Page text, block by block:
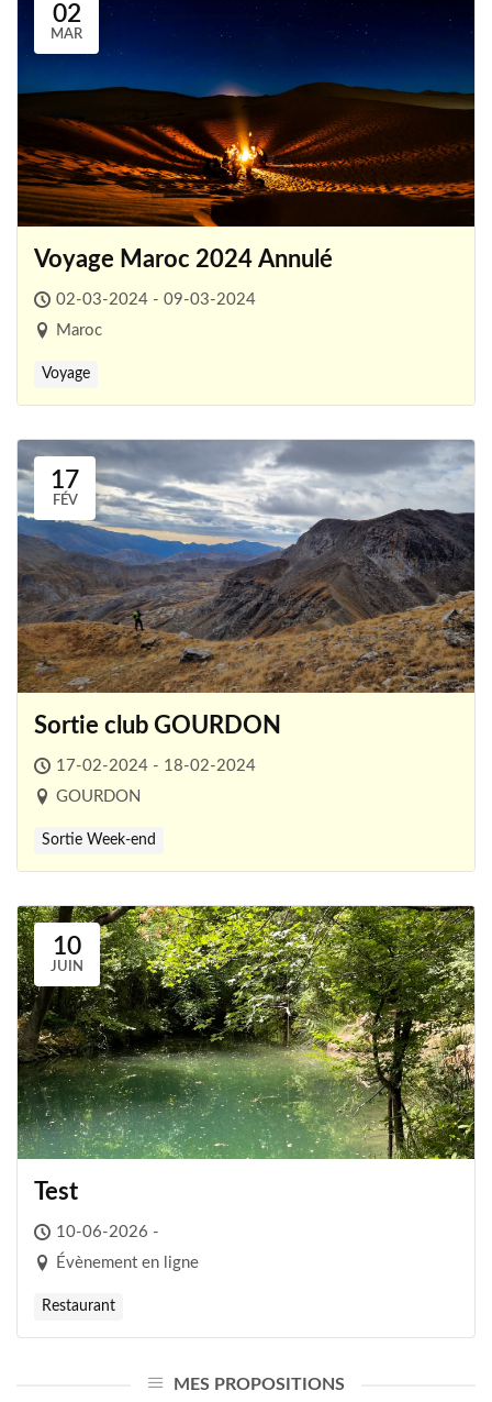
02
MAR
Voyage Maroc 2024 Annulé
02-03-2024 - 09-03-2024
Maroc
Voyage
17
FÉV
Sortie club GOURDON
17-02-2024 - 18-02-2024
GOURDON
Sortie Week-end
10
JUIN
Test
10-06-2026 -
Évènement en ligne
Restaurant
MES PROPOSITIONS